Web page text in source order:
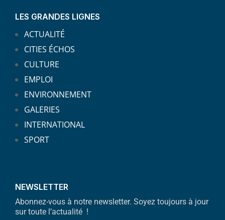
LES GRANDES LIGNES
ACTUALITÉ
CITIES ÉCHOS
CULTURE
EMPLOI
ENVIRONNEMENT
GALERIES
INTERNATIONAL
SPORT
NEWSLETTER
Abonnez-vous à notre newsletter. Soyez toujours à jour
sur toute l’actualité !